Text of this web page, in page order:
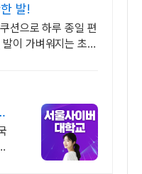
발!
션으로 하루 종일 편
이 가벼워지는 초경